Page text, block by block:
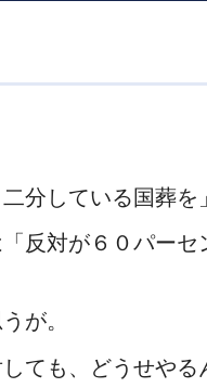
分している国葬を
反対が６０パー
が。
ても、どうせや